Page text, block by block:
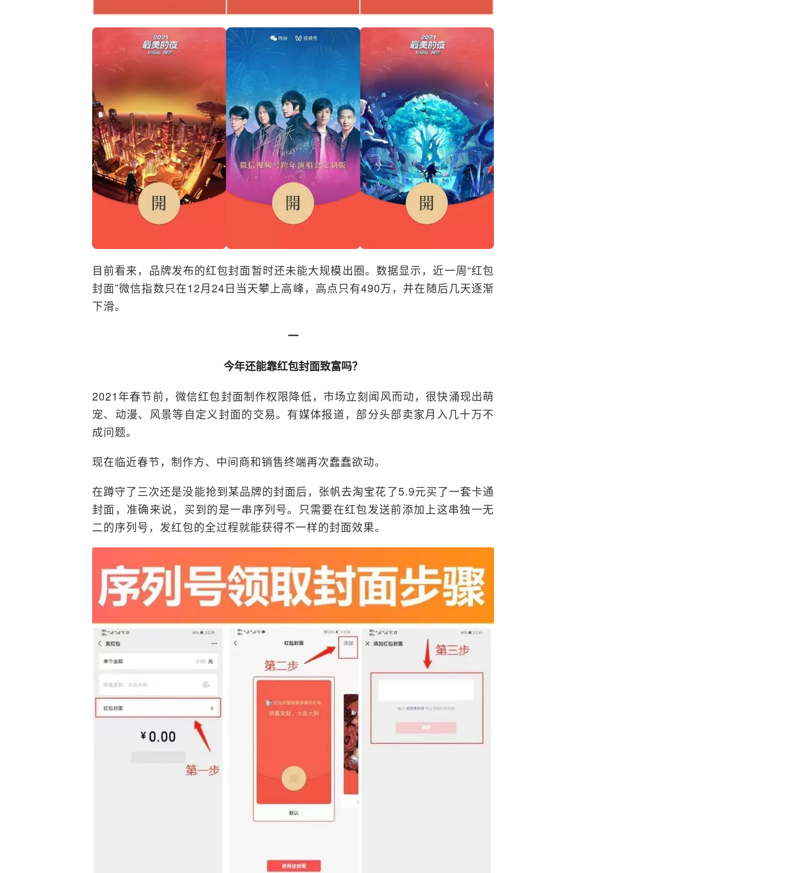
目前看来，品牌发布的红包封面暂时还未能大规模出圈。数据显示，近一周“红包
封面”微信指数只在12月24日当天攀上高峰，高点只有490万，并在随后几天逐渐
下滑。
一
今年还能靠红包封面致富吗？
2021年春节前，微信红包封面制作权限降低，市场立刻闻风而动，很快涌现出萌
宠、动漫、风景等自定义封面的交易。有媒体报道，部分头部卖家月入几十万不
成问题。
现在临近春节，制作方、中间商和销售终端再次蠢蠢欲动。
在蹲守了三次还是没能抢到某品牌的封面后，张帆去淘宝花了5.9元买了一套卡通
封面，准确来说，买到的是一串序列号。只需要在红包发送前添加上这串独一无
二的序列号，发红包的全过程就能获得不一样的封面效果。